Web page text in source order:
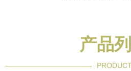
产品